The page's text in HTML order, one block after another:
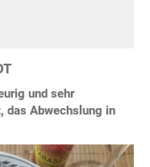
und sehr
das Abwechslung in